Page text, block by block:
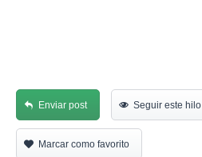
Enviar post Seguir este hilo
Marcar como favorito